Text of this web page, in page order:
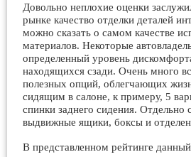
Довольно неплохие оценки
рынке качество отделки деталей
можно сказать о самом качестве
материалов. Некоторые
определенный уровень
находящихся сзади. Очень много
полезных опций, облегчающих
сидящим в салоне, к примеру, 5
спинки заднего сидения. Отдельно
выдвижные ящики, боксы и
В представленном рейтинге